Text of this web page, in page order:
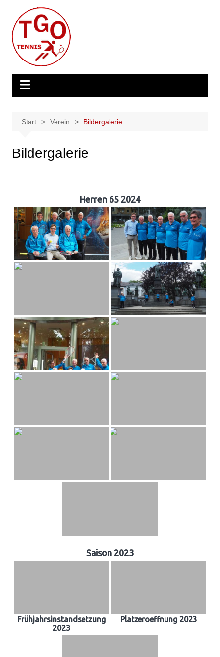
Inhalt
springen
Start Verein Bildergalerie
Bildergalerie
Herren 65 2024
Saison 2023
Frühjahrsinstandsetzung
2023
Platzeroeffnung 2023